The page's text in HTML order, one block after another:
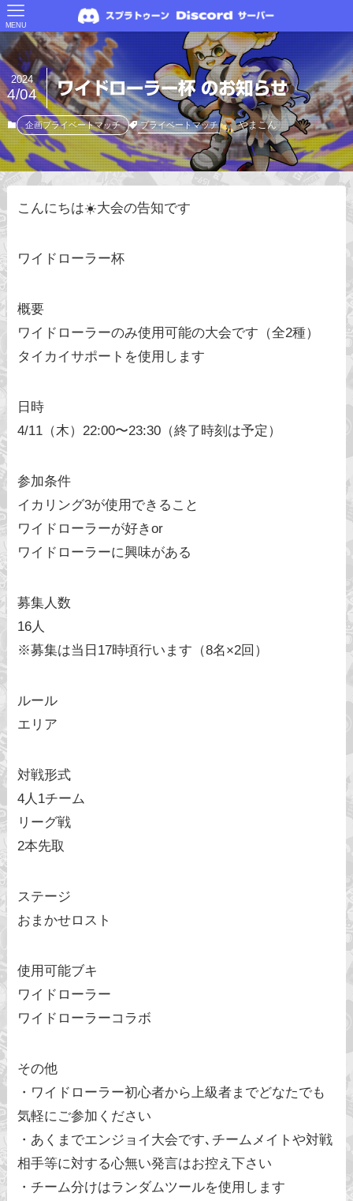
MENU
ワイドローラー杯 のお知らせ
2024
4/04
企画プライベートマッチ プライベートマッチ やまこん
こんにちは☀️大会の告知です
ワイドローラー杯
概要
ワイドローラーのみ使用可能の大会です（全2種）
タイカイサポートを使用します
日時
4/11（木）22:00〜23:30（終了時刻は予定）
参加条件
イカリング3が使用できること
ワイドローラーが好きor
ワイドローラーに興味がある
募集人数
16人
※募集は当日17時頃行います（8名×2回）
ルール
エリア
対戦形式
4人1チーム
リーグ戦
2本先取
ステージ
おまかせロスト
使用可能ブキ
ワイドローラー
ワイドローラーコラボ
その他
・ワイドローラー初心者から上級者までどなたでも
気軽にご参加ください
・あくまでエンジョイ大会です､チームメイトや対戦
相手等に対する心無い発言はお控え下さい
・チーム分けはランダムツールを使用します